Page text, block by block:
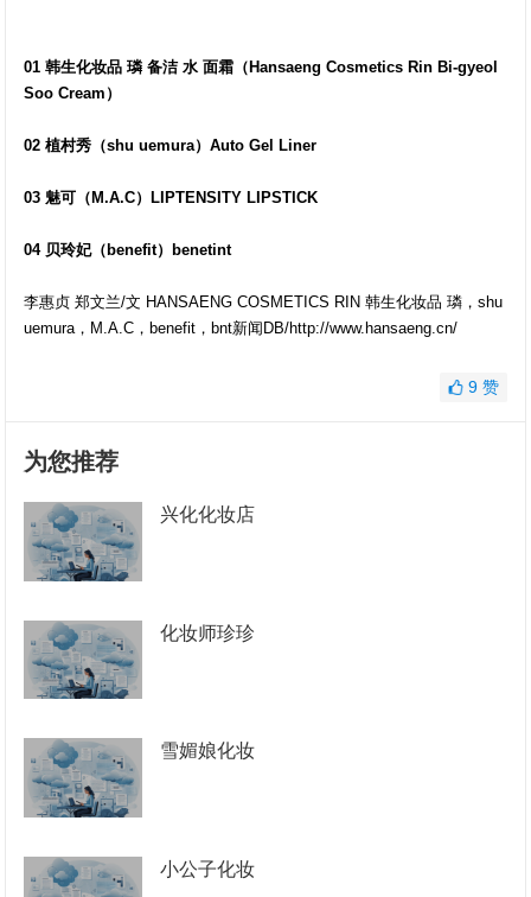
01 韩生化妆品 璘 备洁 水 面霜（Hansaeng Cosmetics Rin Bi-gyeol
Soo Cream）
02 植村秀（shu uemura）Auto Gel Liner
03 魅可（M.A.C）LIPTENSITY LIPSTICK
04 贝玲妃（benefit）benetint
李惠贞 郑文兰/文 HANSAENG COSMETICS RIN 韩生化妆品 璘，shu
uemura，M.A.C，benefit，bnt新闻DB/http://www.hansaeng.cn/
9 赞
为您推荐
兴化化妆店
化妆师珍珍
雪媚娘化妆
小公子化妆